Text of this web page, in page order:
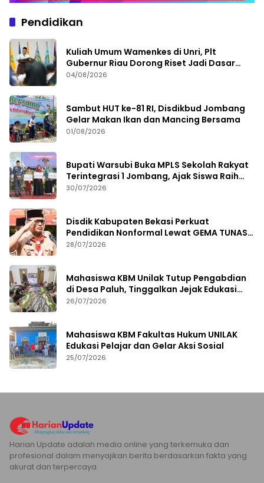
Pendidikan
Kuliah Umum Wamenkes di Unri, Plt
Gubernur Riau Dorong Riset Jadi Dasar
Kebijakan Kesehatan
04/08/2026
Sambut HUT ke-81 RI, Disdikbud Jombang
Gelar Makan Ikan dan Mancing Bersama
01/08/2026
Bupati Warsubi Buka MPLS Sekolah Rakyat
Terintegrasi 1 Jombang, Ajak Siswa Raih
Prestasi
30/07/2026
Disdik Kabupaten Bekasi Perkuat
Pendidikan Nonformal Lewat GEMA TUNAS
2026
28/07/2026
Mahasiswa KBM Unilak Tutup Pengabdian
di Desa Paluh, Tinggalkan Jejak Edukasi
Hukum dan Aksi Sosial
26/07/2026
Mahasiswa KBM Fakultas Hukum UNILAK
Edukasi Pelajar dan Gelar Aksi Sosial
25/07/2026
Harian Update adalah media online yang terkemuka dan
profesional dalam menyajikan berita berdasarkan fakta yang
akurat dan terpercaya.